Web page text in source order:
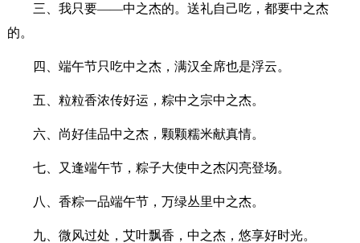
三、我只要——中之杰的。送礼自己吃，都要中之杰
的。
四、端午节只吃中之杰，满汉全席也是浮云。
五、粒粒香浓传好运，粽中之宗中之杰。
六、尚好佳品中之杰，颗颗糯米献真情。
七、又逢端午节，粽子大使中之杰闪亮登场。
八、香粽一品端午节，万绿丛里中之杰。
九、微风过处，艾叶飘香，中之杰，悠享好时光。